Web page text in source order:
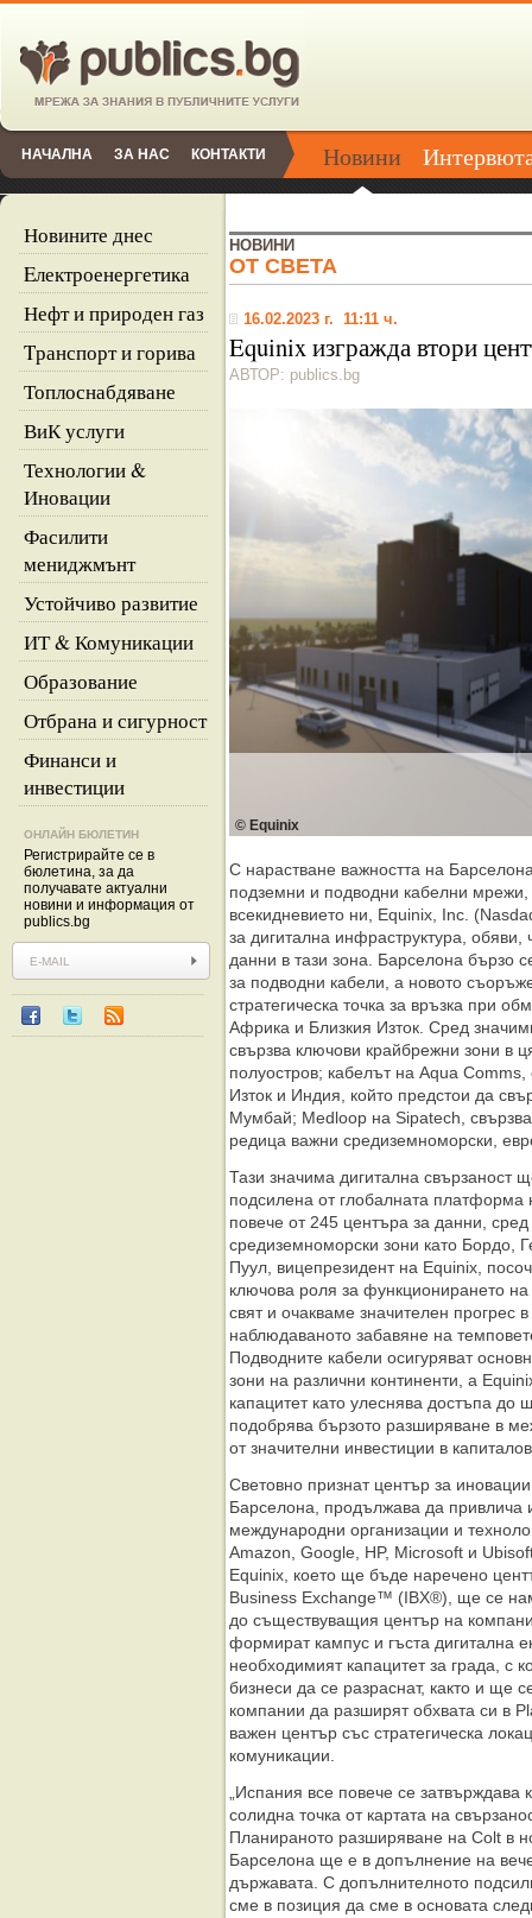
НАЧАЛНА ЗА НАС КОНТАКТИ Новини
Новините днес
Eлектроенергетика
Нефт и природен газ
Tранспорт и горива
Топлоснабдяване
ВиК услуги
Технологии &
Иновации
Фасилити
мениджмънт
Устойчиво развитие
ИТ & Комуникации
Образование
Отбрана и сигурност
Финанси и
инвестиции
ОНЛАЙН БЮЛЕТИН
Регистрирайте се в
бюлетина, за да
получавате актуални
новини и информация от
publics.bg
НОВИНИ
ОТ СВЕТА
16.02.2023 г. 11:11 ч.
Equinix изгражда втори
АВТОР: publics.bg
© Equinix
С нарастване важността на
подземни и подводни кабелни мрежи,
всекидневието ни, Equinix, Inc.
за дигитална инфраструктура, обяви,
данни в тази зона. Барселона бързо
за подводни кабели, а новото
стратегическа точка за връзка при
Африка и Близкия Изток. Сред
свързва ключови крайбрежни зони в
полуостров; кабелът на Aqua
Изток и Индия, който предстои да
Мумбай; Medloop на Sipatech,
редица важни средиземноморски,
Тази значима дигитална свързаност
подсилена от глобалната платформа
повече от 245 центъра за данни,
средиземноморски зони като Бордо,
Пуул, вицепрезидент на Equinix,
ключова роля за функционирането
свят и очакваме значителен прогрес
наблюдаваното забавяне на
Подводните кабели осигуряват
зони на различни континенти, а
капацитет като улеснява достъпа до
подобрява бързото разширяване в
от значителни инвестиции в
Световно признат център за
Барселона, продължава да
международни организации и
Amazon, Google, HP, Microsoft и
Equinix, което ще бъде наречено
Business Exchange™ (IBX®), ще се
до съществуващия център на
формират кампус и гъста дигитална
необходимият капацитет за града, с
бизнеси да се разраснат, както и ще
компании да разширят обхвата си в
важен център със стратегическа
комуникации.
„Испания все повече се затвърждава
солидна точка от картата на
Планираното разширяване на Colt в
Барселона ще е в допълнение на
държавата. С допълнителното
сме в позиция да сме в основата